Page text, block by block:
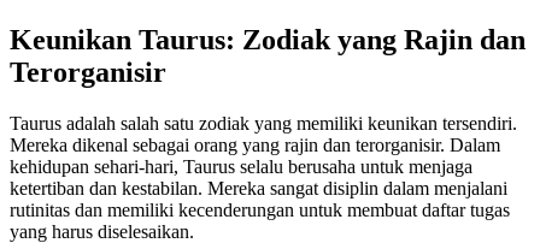
Keunikan Taurus: Zodiak yang Rajin dan
Terorganisir
Taurus adalah salah satu zodiak yang memiliki keunikan tersendiri.
Mereka dikenal sebagai orang yang rajin dan terorganisir. Dalam
kehidupan sehari-hari, Taurus selalu berusaha untuk menjaga
ketertiban dan kestabilan. Mereka sangat disiplin dalam menjalani
rutinitas dan memiliki kecenderungan untuk membuat daftar tugas
yang harus diselesaikan.